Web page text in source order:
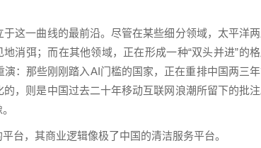
这一曲线的最前沿。尽管在某些细分领域，太平洋
消弭；而在其他领域，正在形成一种“双头并进”的格
：那些刚刚踏入AI门槛的国家，正在重排中国两三
，则是中国过去二十年移动互联网浪潮所留下的批
台，其商业逻辑像极了中国的清洁服务平台。